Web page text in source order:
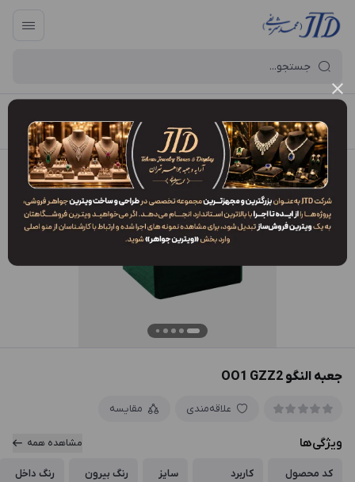
آرایه و جعبه جواهر تهران / فهرست محصولات / جعبه النگو OO1 GZZ2
جعبه النگو OO1 GZZ2
علاقه‌مندی مقایسه
ویژگی‌ها مشاهده همه
کد محصول
کاربرد
سایز
رنگ بیرون
رنگ داخل